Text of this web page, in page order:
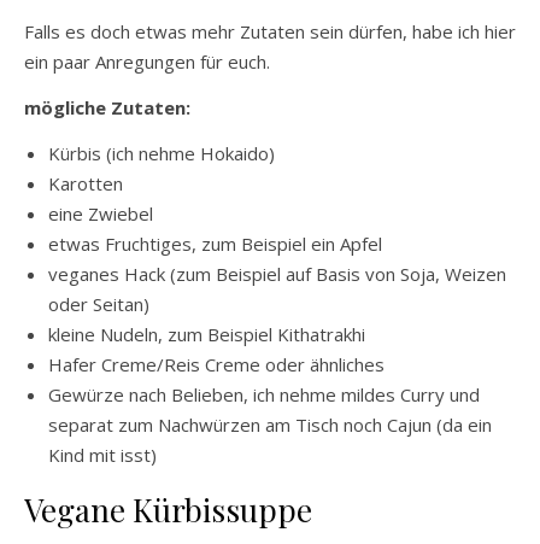
Falls es doch etwas mehr Zutaten sein dürfen, habe ich hier
ein paar Anregungen für euch.
mögliche Zutaten:
Kürbis (ich nehme Hokaido)
Karotten
eine Zwiebel
etwas Fruchtiges, zum Beispiel ein Apfel
veganes Hack (zum Beispiel auf Basis von Soja, Weizen
oder Seitan)
kleine Nudeln, zum Beispiel Kithatrakhi
Hafer Creme/Reis Creme oder ähnliches
Gewürze nach Belieben, ich nehme mildes Curry und
separat zum Nachwürzen am Tisch noch Cajun (da ein
Kind mit isst)
Vegane Kürbissuppe